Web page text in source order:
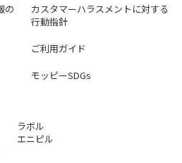
の
カスタマーハラスメントに対する
行動指針
ご利用ガイド
モッピーSDGs
ラボル
エニピル